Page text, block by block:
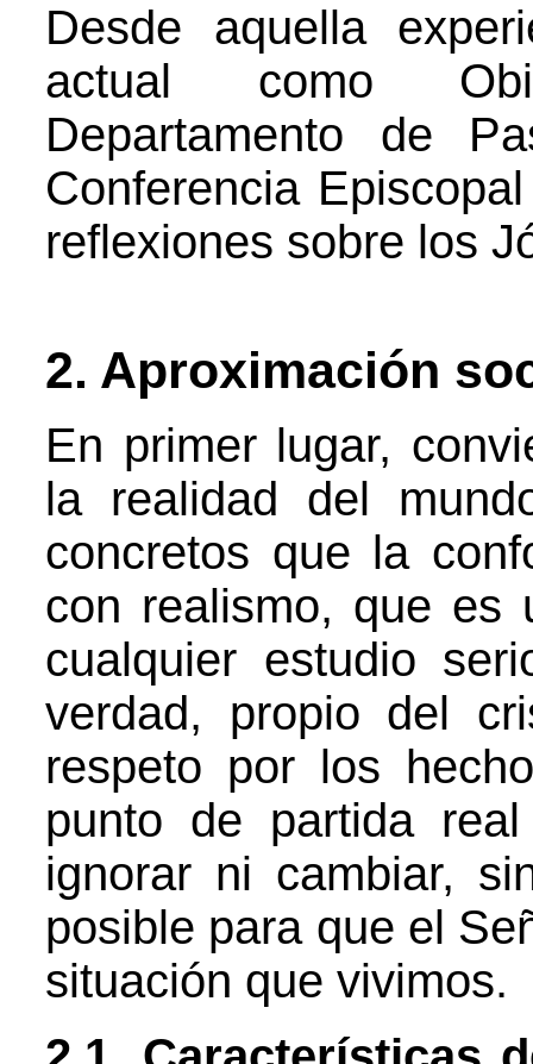
Desde aquella
actual como
Departamento de
Conferencia
reflexiones sobre los
2. Aproximación
En primer lugar,
la realidad del
concretos que la
con realismo, que es
cualquier estudio
verdad, propio del
respeto por los
punto de partida
ignorar ni cambiar,
posible para que el
situación que vivimos.